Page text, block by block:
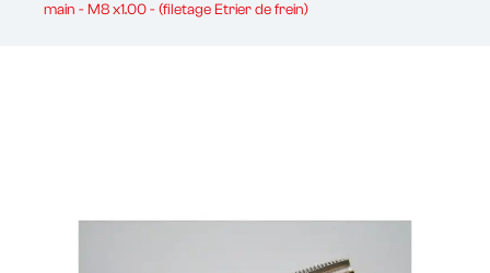
main - M8 x1.00 - (filetage Etrier de frein)